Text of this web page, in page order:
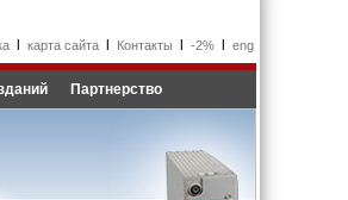
l карта сайтаl Контакты -2%l eng
Партнерство